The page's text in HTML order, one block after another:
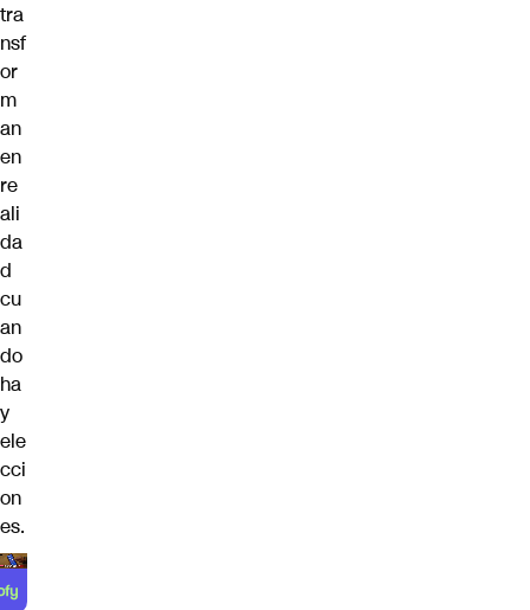
tra
nsf
or
m
an
en
re
ali
da
d
cu
an
do
ha
y
ele
cci
on
es.